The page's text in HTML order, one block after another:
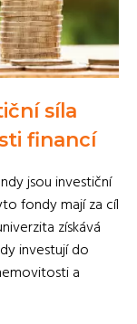
síla
financí
jsou investiční
fondy mají za cíl
získává
investují do
a